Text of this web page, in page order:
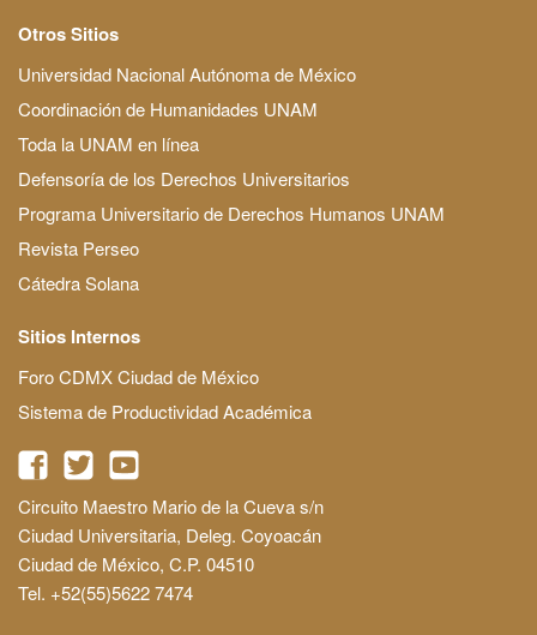
Otros Sitios
Universidad Nacional Autónoma de México
Coordinación de Humanidades UNAM
Toda la UNAM en línea
Defensoría de los Derechos Universitarios
Programa Universitario de Derechos Humanos UNAM
Revista Perseo
Cátedra Solana
Sitios Internos
Foro CDMX Ciudad de México
Sistema de Productividad Académica
Circuito Maestro Mario de la Cueva s/n
Ciudad Universitaria, Deleg. Coyoacán
Ciudad de México, C.P. 04510
Tel. +52(55)5622 7474